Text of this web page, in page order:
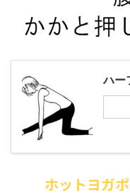
ハー
ホットヨガ